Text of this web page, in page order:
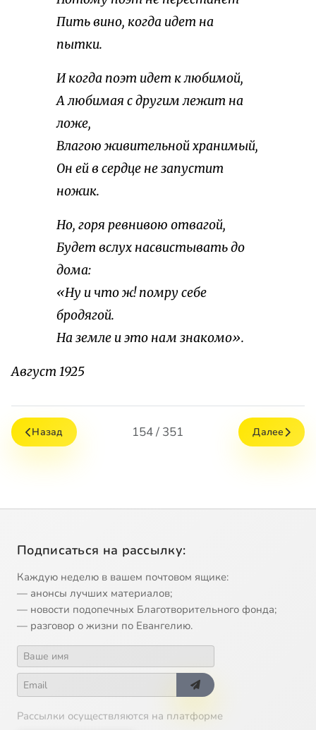
Пить вино, когда идет на
пытки.
И когда поэт идет к любимой,
А любимая с другим лежит на
ложе,
Влагою живительной хранимый,
Он ей в сердце не запустит
ножик.
Но, горя ревнивою отвагой,
Будет вслух насвистывать до
дома:
«Ну и что ж! помру себе
бродягой.
На земле и это нам знакомо».
Август 1925
Назад 154 / 351 Далее
Подписаться на рассылку:
Каждую неделю в вашем почтовом ящике:
— анонсы лучших материалов;
— новости подопечных Благотворительного фонда;
— разговор о жизни по Евангелию.
Рассылки осуществляются на платформе